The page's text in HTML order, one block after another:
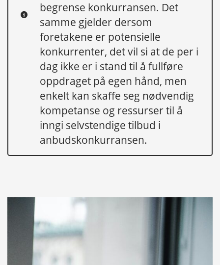
begrense konkurransen. Det
samme gjelder dersom
foretakene er potensielle
konkurrenter, det vil si at de per i
dag ikke er i stand til å fullføre
oppdraget på egen hånd, men
enkelt kan skaffe seg nødvendig
kompetanse og ressurser til å
inngi selvstendige tilbud i
anbudskonkurransen.